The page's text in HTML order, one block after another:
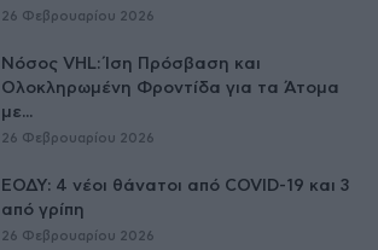
26 Φεβρουαρίου 2026
Νόσος VHL: Ίση Πρόσβαση και
Ολοκληρωμένη Φροντίδα για τα Άτομα
με...
26 Φεβρουαρίου 2026
ΕΟΔΥ: 4 νέοι θάνατοι από COVID-19 και 3
από γρίπη
26 Φεβρουαρίου 2026